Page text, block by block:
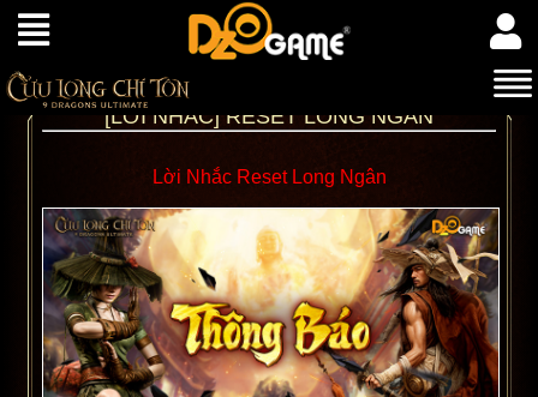
[LỜI NHẮC] RESET LONG NGÂN
Lời Nhắc Reset Long Ngân